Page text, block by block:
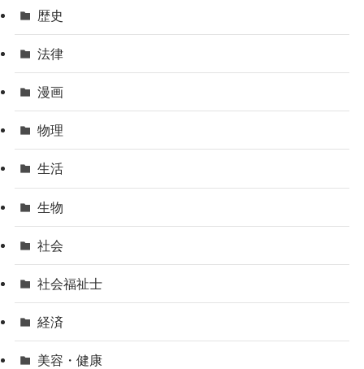
歴史
法律
漫画
物理
生活
生物
社会
社会福祉士
経済
美容・健康